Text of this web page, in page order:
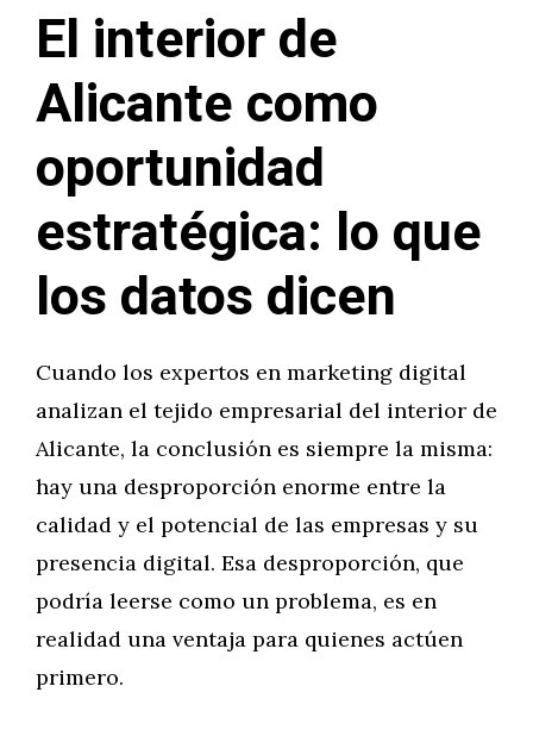
El interior de
Alicante como
oportunidad
estratégica: lo que
los datos dicen
Cuando los expertos en marketing digital
analizan el tejido empresarial del interior de
Alicante, la conclusión es siempre la misma:
hay una desproporción enorme entre la
calidad y el potencial de las empresas y su
presencia digital. Esa desproporción, que
podría leerse como un problema, es en
realidad una ventaja para quienes actúen
primero.